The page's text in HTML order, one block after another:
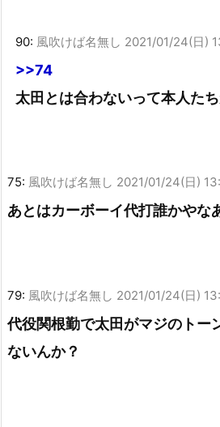
90: 風吹けば名無し 2021/01/24(日)
>>74
太田とは合わないって本人た
75: 風吹けば名無し 2021/01/24(日)
あとはカーボーイ代打誰かやな
79: 風吹けば名無し 2021/01/24(日)
代役関根勤で太田がマジのトー
ないんか？